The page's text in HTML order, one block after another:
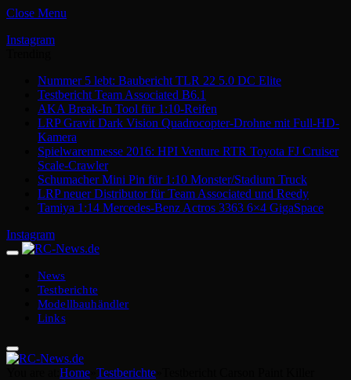
Close Menu
Instagram
Nummer 5 lebt: Baubericht TLR 22 5.0 DC Elite
Testbericht Team Associated B6.1
AKA Break-In Tool für 1:10-Reifen
LRP Gravit Dark Vision Quadrocopter-Drohne mit Full-HD-
Kamera
Spielwarenmesse 2016: HPI Venture RTR Toyota FJ Cruiser
Scale-Crawler
Schumacher Mini Pin für 1:10 Monster/Stadium Truck
LRP neuer Distributor für Team Associated und Reedy
Tamiya 1:14 Mercedes-Benz Actros 3363 6×4 GigaSpace
Instagram
News
Testberichte
Modellbauhändler
Links
Home Testberichte